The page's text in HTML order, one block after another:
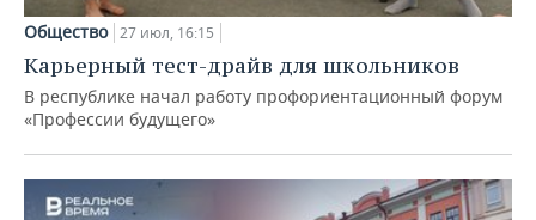
Общество 27 июл, 16:15
Карьерный тест-драйв для школьников
В республике начал работу профориентационный форум
«Профессии будущего»